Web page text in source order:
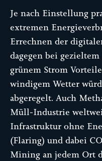
Je nach Einstellung
extremen
Errechnen der
dagegen bei
grünem Strom
windigem Wetter
abgeregelt. Auch
Müll-Industrie
Infrastruktur ohne
(Flaring) und dabei
Mining an jedem Ort